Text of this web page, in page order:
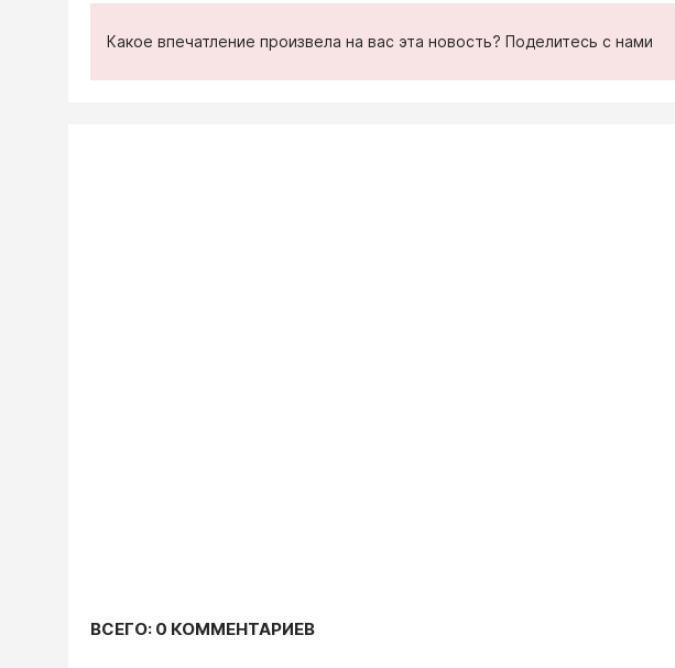
Какое впечатление произвела на вас эта новость? Поделитесь с нами
ВСЕГО: 0 КОММЕНТАРИЕВ